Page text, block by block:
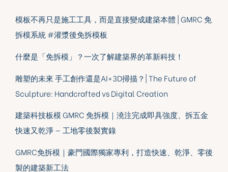
模板不再只是施工工具，而是直接變成建築本體 | GMRC 免
拆模系統 #灌漿後免拆模板
什麼是「免拆模」？一次了解建築界的革新科技！
雕塑的未來 手工創作還是AI+3D掃描？| The Future of
Sculpture: Handcrafted vs Digital Creation
建築科技板模 GMRC 免拆模｜澆注完成即具強度、拆五金
快速又乾淨 — 工地零後製實錄
GMRC免拆模｜豪門國際獨家專利，打造快速、乾淨、零後
製的建築新工法